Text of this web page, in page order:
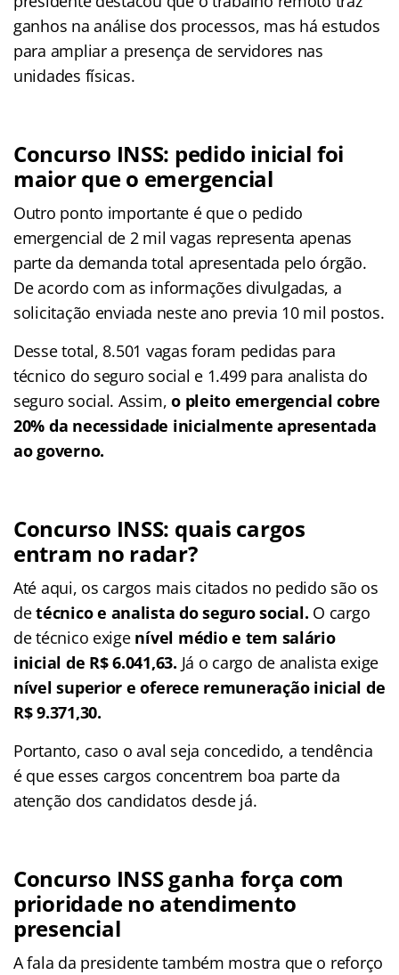
ganhos na análise dos processos, mas há estudos
para ampliar a presença de servidores nas
unidades físicas.
Concurso INSS: pedido inicial foi
maior que o emergencial
Outro ponto importante é que o pedido
emergencial de 2 mil vagas representa apenas
parte da demanda total apresentada pelo órgão.
De acordo com as informações divulgadas, a
solicitação enviada neste ano previa 10 mil postos.
Desse total, 8.501 vagas foram pedidas para
técnico do seguro social e 1.499 para analista do
seguro social. Assim,o pleito emergencial cobre
20% da necessidade inicialmente apresentada
ao governo.
Concurso INSS: quais cargos
entram no radar?
Até aqui, os cargos mais citados no pedido são os
detécnico e analista do seguro social. O cargo
de técnico exige nível médio e tem salário
inicial de R$ 6.041,63. Já o cargo de analista exige
nível superior e oferece remuneração inicial de
R$ 9.371,30.
Portanto, caso o aval seja concedido, a tendência
é que esses cargos concentrem boa parte da
atenção dos candidatos desde já.
Concurso INSS ganha força com
prioridade no atendimento
presencial
A fala da presidente também mostra que o reforço